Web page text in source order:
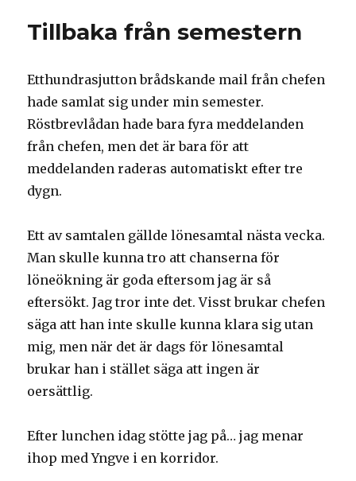
Tillbaka från semestern
Etthundrasjutton brådskande mail från chefen
hade samlat sig under min semester.
Röstbrevlådan hade bara fyra meddelanden
från chefen, men det är bara för att
meddelanden raderas automatiskt efter tre
dygn.
Ett av samtalen gällde lönesamtal nästa vecka.
Man skulle kunna tro att chanserna för
löneökning är goda eftersom jag är så
eftersökt. Jag tror inte det. Visst brukar chefen
säga att han inte skulle kunna klara sig utan
mig, men när det är dags för lönesamtal
brukar han i stället säga att ingen är
oersättlig.
Efter lunchen idag stötte jag på… jag menar
ihop med Yngve i en korridor.